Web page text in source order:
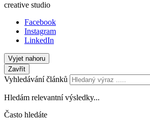
creative studio
Facebook
Instagram
LinkedIn
Vyjet nahoru
Zavřít
Vyhledávání článků
Hledám relevantní výsledky...
Často hledáte